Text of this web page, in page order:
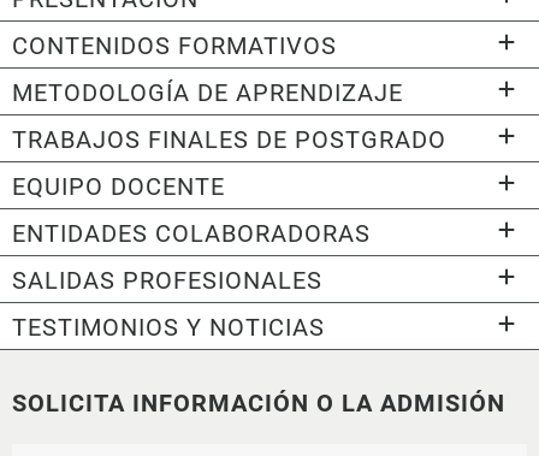
CONTENIDOS FORMATIVOS
METODOLOGÍA DE APRENDIZAJE
TRABAJOS FINALES DE POSTGRADO
EQUIPO DOCENTE
ENTIDADES COLABORADORAS
SALIDAS PROFESIONALES
TESTIMONIOS Y NOTICIAS
SOLICITA INFORMACIÓN O LA ADMISIÓN